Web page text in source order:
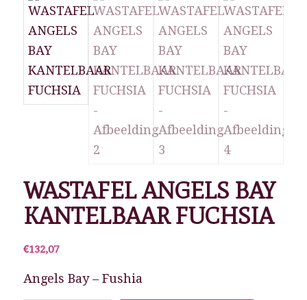
WASTAFEL ANGELS BAY
KANTELBAAR FUCHSIA
€132,07
Angels Bay – Fushia